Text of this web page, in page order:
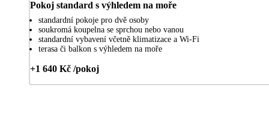
Pokoj standard s výhledem na moře
standardní pokoje pro dvě osoby
soukromá koupelna se sprchou nebo vanou
standardní vybavení včetně klimatizace a Wi-Fi
terasa či balkon s výhledem na moře
+1 640 Kč /pokoj